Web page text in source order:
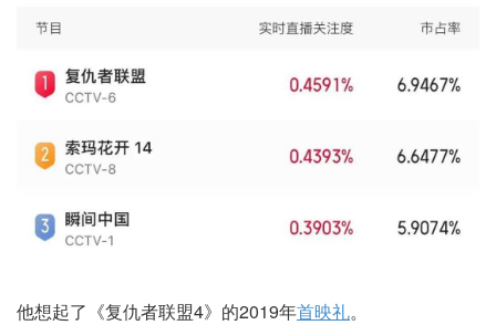
他想起了《复仇者联盟4》的2019年首映礼。